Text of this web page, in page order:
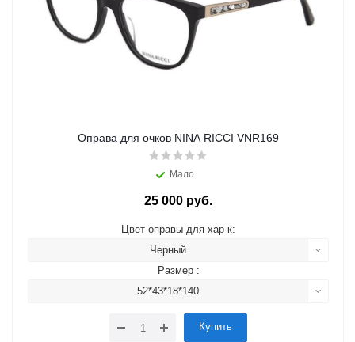
Оправа для очков NINA RICCI VNR169
Мало
25 000 руб.
Цвет оправы для хар-к:
Черный
Размер :
52*43*18*140
Купить